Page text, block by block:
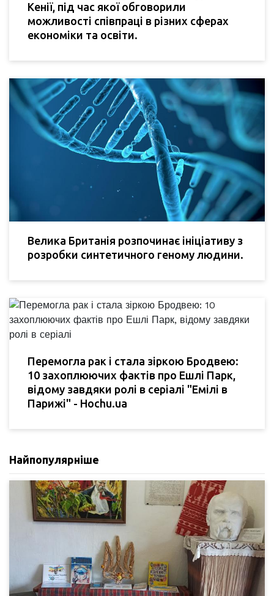
Кенії, під час якої обговорили
можливості співпраці в різних сферах
економіки та освіти.
Велика Британія розпочинає ініціативу з
розробки синтетичного геному людини.
Перемогла рак і стала зіркою Бродвею:
10 захоплюючих фактів про Ешлі Парк,
відому завдяки ролі в серіалі "Емілі в
Парижі" - Hochu.ua
Найпопулярніше